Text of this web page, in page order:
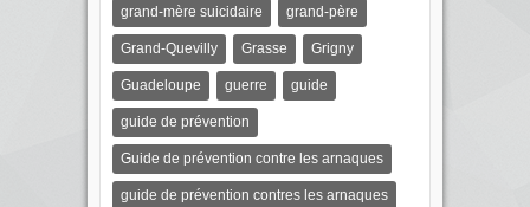
grand-mère suicidaire grand-père
Grand-Quevilly Grasse Grigny
Guadeloupe guerre guide
guide de prévention
Guide de prévention contre les arnaques
guide de prévention contres les arnaques